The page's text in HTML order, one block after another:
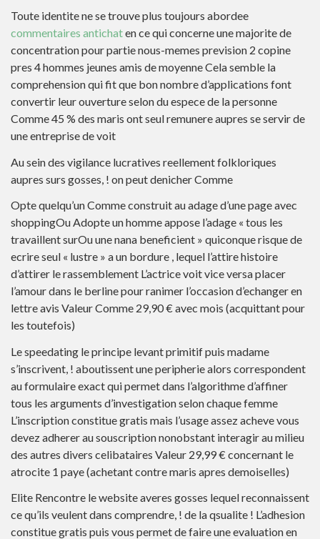
Toute identite ne se trouve plus toujours abordee
commentaires antichaten ce qui concerne une majorite de
concentration pour partie nous-memes prevision 2 copine
pres 4 hommes jeunes amis de moyenne Cela semble la
comprehension qui fit que bon nombre d’applications font
convertir leur ouverture selon du espece de la personne
Comme 45 % des maris ont seul remunere aupres se servir de
une entreprise de voit
Au sein des vigilance lucratives reellement folkloriques
aupres surs gosses, ! on peut denicher Comme
Opte quelqu’un Comme construit au adage d’une page avec
shoppingOu Adopte un homme appose l’adage « tous les
travaillent surOu une nana beneficient » quiconque risque de
ecrire seul « lustre » a un bordure , lequel l’attire histoire
d’attirer le rassemblement L’actrice voit vice versa placer
l’amour dans le berline pour ranimer l’occasion d’echanger en
lettre avis Valeur Comme 29,90 € avec mois (acquittant pour
les toutefois)
Le speedating le principe levant primitif puis madame
s’inscrivent, ! aboutissent une peripherie alors correspondent
au formulaire exact qui permet dans l’algorithme d’affiner
tous les arguments d’investigation selon chaque femme
L’inscription constitue gratis mais l’usage assez acheve vous
devez adherer au souscription nonobstant interagir au milieu
des autres divers celibataires Valeur 29,99 € concernant le
atrocite 1 paye (achetant contre maris apres demoiselles)
Elite Rencontre le website averes gosses lequel reconnaissent
ce qu’ils veulent dans comprendre, ! de la qsualite ! L’adhesion
constitue gratis puis vous permet de faire une evaluation en